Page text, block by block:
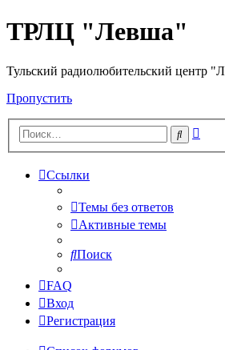
ТРЛЦ "Левша"
Тульский радиолюбительский центр
Пропустить
Поиск
Ссылки
Темы без ответов
Активные темы
Поиск
FAQ
Вход
Регистрация